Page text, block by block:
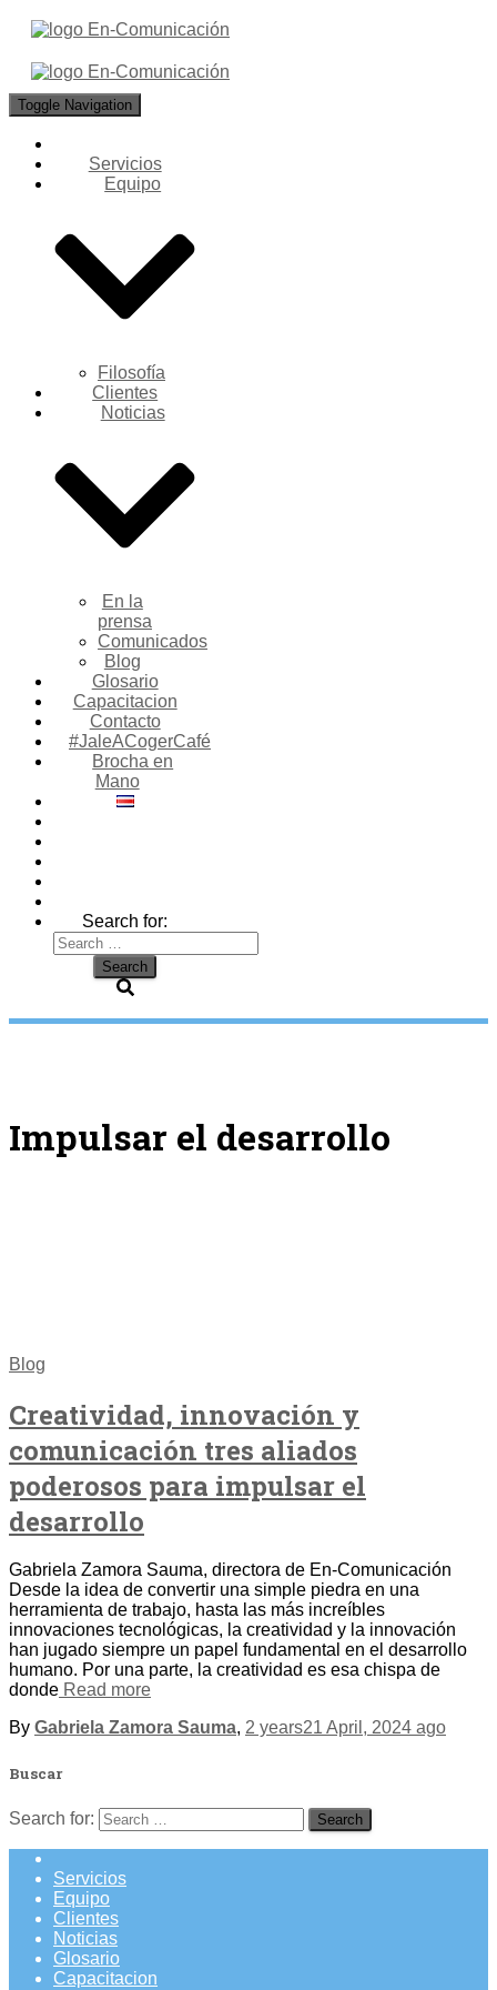
Toggle Navigation
Servicios
Equipo
Filosofía
Clientes
Noticias
En la
prensa
Comunicados
Blog
Glosario
Capacitacion
Contacto
#JaleACogerCafé
Brocha en
Mano
Search for:
Impulsar el desarrollo
Blog
Creatividad, innovación y
comunicación tres aliados
poderosos para impulsar el
desarrollo
Gabriela Zamora Sauma, directora de En-Comunicación
Desde la idea de convertir una simple piedra en una
herramienta de trabajo, hasta las más increíbles
innovaciones tecnológicas, la creatividad y la innovación
han jugado siempre un papel fundamental en el desarrollo
humano. Por una parte, la creatividad es esa chispa de
donde Read more
By Gabriela Zamora Sauma, 2 years21 April, 2024 ago
Buscar
Search for:
Servicios
Equipo
Clientes
Noticias
Glosario
Capacitacion